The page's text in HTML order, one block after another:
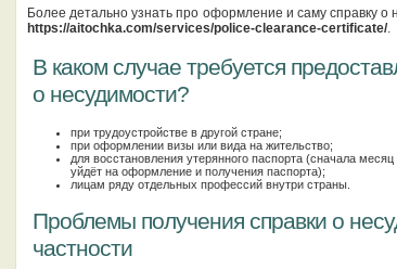
Более детально узнать про оформление и саму справку
https://aitochka.com/services/police-clearance-certificate/.
В каком случае требуется
о несудимости?
при трудоустройстве в другой стране;
при оформлении визы или вида на жительство;
для восстановления утерянного паспорта (сначала
уйдёт на оформление и получения паспорта);
лицам ряду отдельных профессий внутри страны.
Проблемы получения справки о
частности